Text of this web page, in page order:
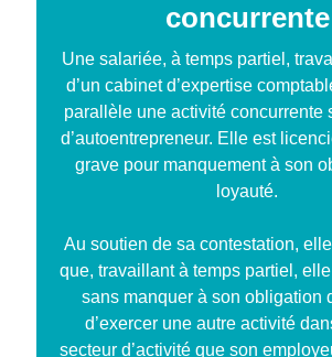
concurrente
Une salariée, à temps partiel,
d’un cabinet d’expertise
parallèle une activité concurrente
d’autoentrepreneur. Elle est
grave pour manquement à son
loyauté.
Au soutien de sa contestation,
que, travaillant à temps partiel,
sans manquer à son obligation
d’exercer une autre activité
secteur d’activité que son